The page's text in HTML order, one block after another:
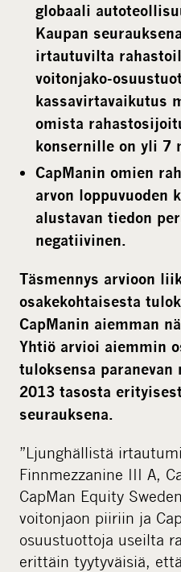
globaali
Kaupan
irtautuvilta
voitonjako-
kassavirtavaikutus
omista
konsernille on yli 7
CapManin omien
arvon loppuvuoden
alustavan tiedon
negatiivinen.
Täsmennys arvioon
osakekohtaisesta
CapManin aiemman
Yhtiö arvioi aiemmin
tuloksensa
2013 tasosta
seurauksena.
”Ljunghällistä
Finnmezzanine III A,
CapMan Equity
voitonjaon piiriin ja
osuustuottoja useilta
erittäin tyytyväisiä,